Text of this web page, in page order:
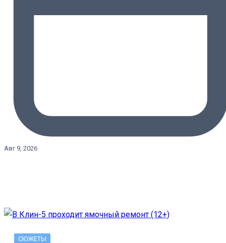
Авг 9, 2026
СЮЖЕТЫ